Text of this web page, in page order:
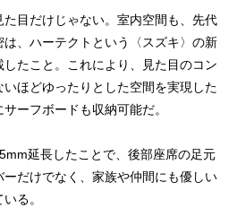
目だけじゃない。室内空間も、先代
、ハーテクトという〈スズキ〉の新
たこと。これにより、見た目のコン
ほどゆったりとした空間を実現した
ーフボードも収納可能だ。
延長したことで、後部座席の足元
だけでなく、家族や仲間にも優しい
る。